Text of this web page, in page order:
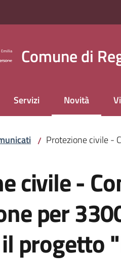
Comune di
Servizi Novità
Menu
/ Protezione civile -
civile -
per
progetto